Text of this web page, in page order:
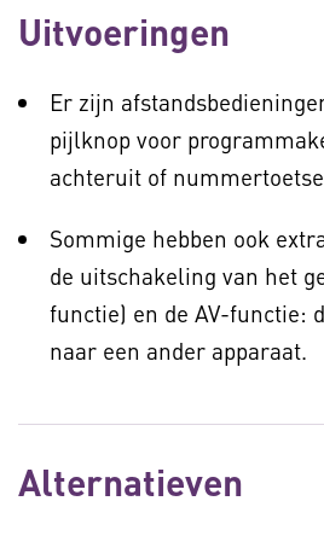
Uitvoeringen
Er zijn
pijlknop voor
achteruit of
Sommige hebben ook
de uitschakeling van het
functie) en de AV-functie:
naar een ander apparaat.
Alternatieven